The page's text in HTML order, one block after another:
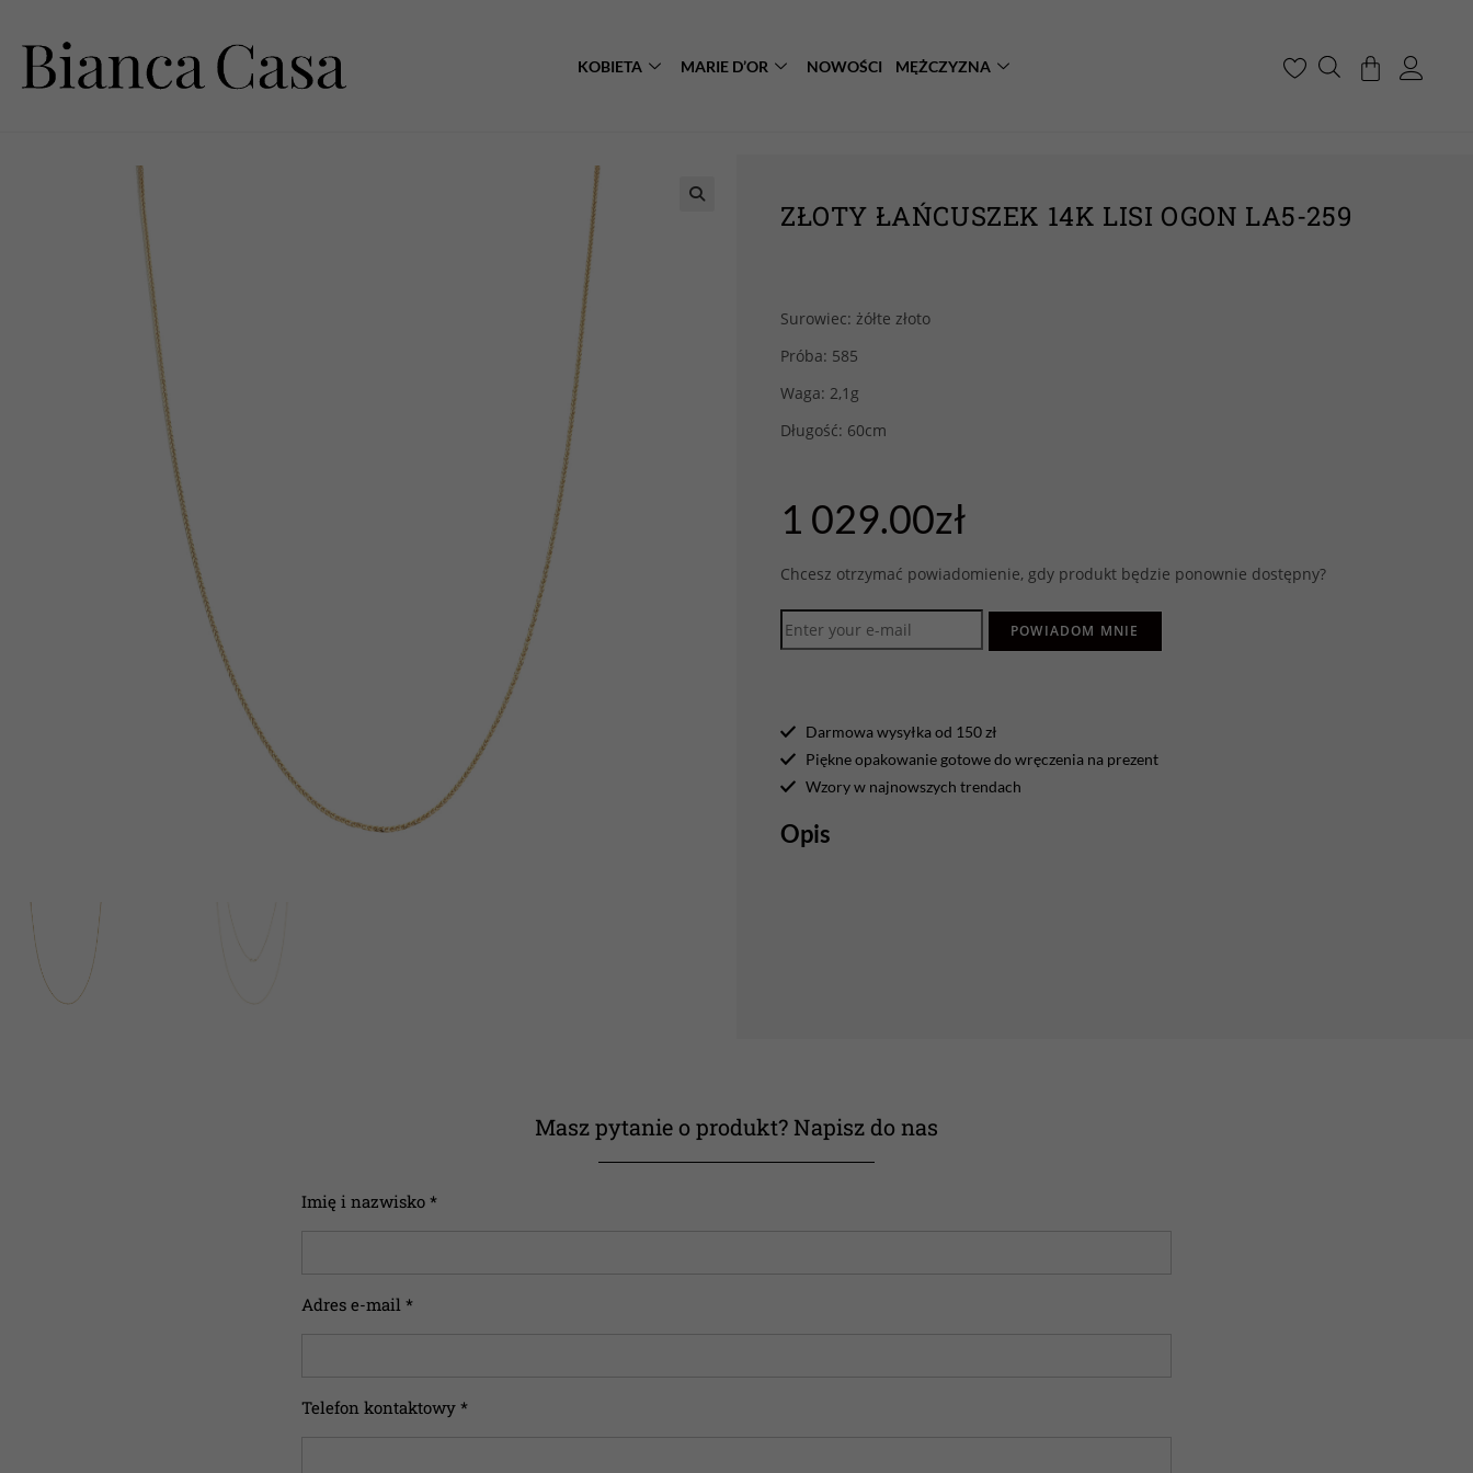
KOBIETA MARIE D’OR NOWOŚCI MĘŻCZYZNA
ZŁOTY ŁAŃCUSZEK 14K LISI OGON LA5-259
Surowiec: żółte złoto
Próba: 585
Waga: 2,1g
Długość: 60cm
1 029.00zł
Chcesz otrzymać powiadomienie, gdy produkt będzie ponownie dostępny?
POWIADOM MNIE
Darmowa wysyłka od 150 zł
Piękne opakowanie gotowe do wręczenia na prezent
Wzory w najnowszych trendach
Opis
Masz pytanie o produkt? Napisz do nas
Imię i nazwisko *
Adres e-mail *
Telefon kontaktowy *